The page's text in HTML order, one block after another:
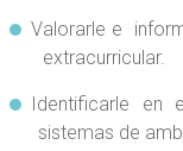
Valorarle e
extracurricular.
Identificarle en
sistemas de